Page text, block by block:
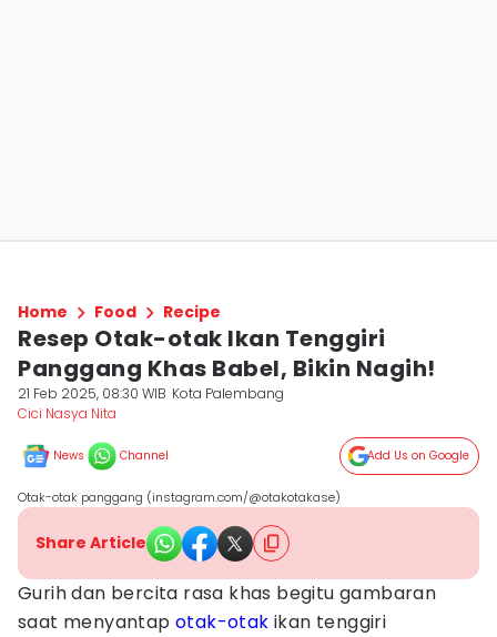
Home Food Recipe
Resep Otak-otak Ikan Tenggiri
Panggang Khas Babel, Bikin Nagih!
21 Feb 2025, 08:30 WIB Kota Palembang
Cici Nasya Nita
News Channel Add Us on Google
Otak-otak panggang (instagram.com/@otakotakase)
Share Article
Gurih dan bercita rasa khas begitu gambaran
saat menyantap otak-otak ikan tenggiri